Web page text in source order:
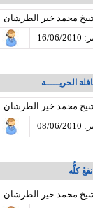
محمد خير الطرشان
الحريـــــة
محمد خير الطرشان
كلُّّه
محمد خير الطرشان